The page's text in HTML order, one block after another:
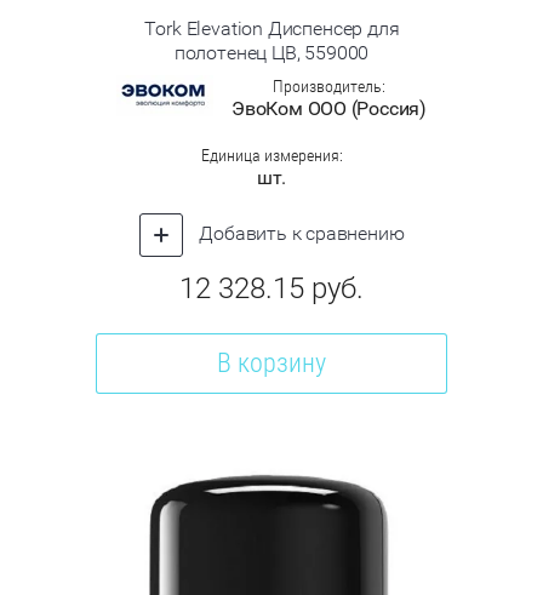
Tork Elevation Диспенсер для
полотенец ЦВ, 559000
Производитель:
ЭвоКом ООО (Россия)
Единица измерения:
шт.
Добавить к сравнению
12 328.15 руб.
В корзину